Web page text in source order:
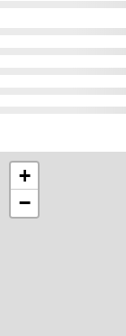
+
−